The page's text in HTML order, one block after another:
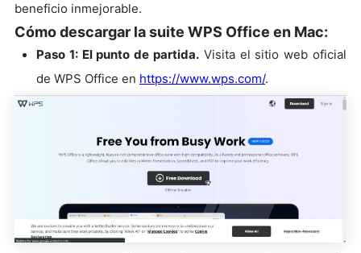
beneficio inmejorable.
Cómo descargar la suite WPS Office en Mac:
Paso 1: El punto de partida. Visita el sitio web oficial
de WPS Office en https://www.wps.com/.